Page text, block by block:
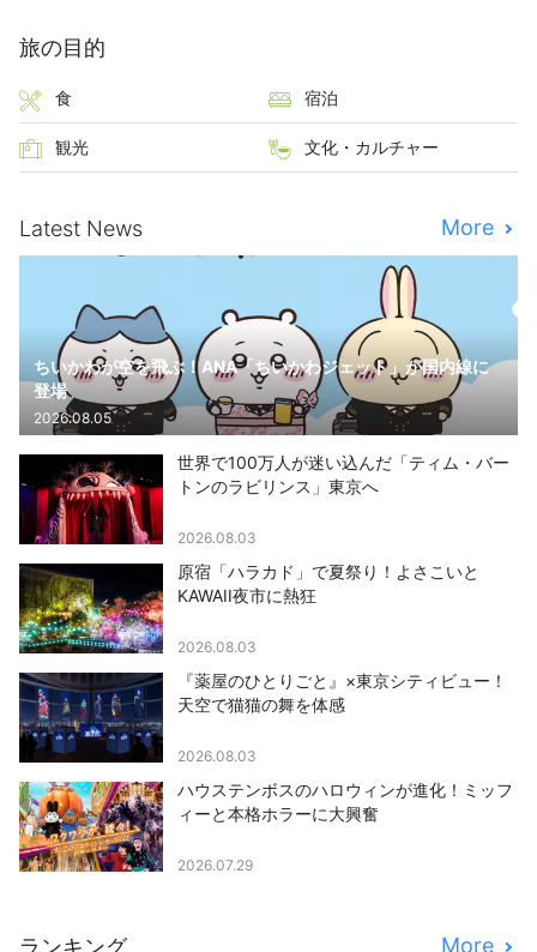
旅の目的
食 宿泊
観光 文化・カルチャー
Latest News More
ちいかわが空を飛ぶ！ANA「ちいかわジェット」が国内線に
登場
2026.08.05
世界で100万人が迷い込んだ「ティム・バー
トンのラビリンス」東京へ
2026.08.03
原宿「ハラカド」で夏祭り！よさこいと
KAWAII夜市に熱狂
2026.08.03
『薬屋のひとりごと』×東京シティビュー！
天空で猫猫の舞を体感
2026.08.03
ハウステンボスのハロウィンが進化！ミッフ
ィーと本格ホラーに大興奮
2026.07.29
ランキング More